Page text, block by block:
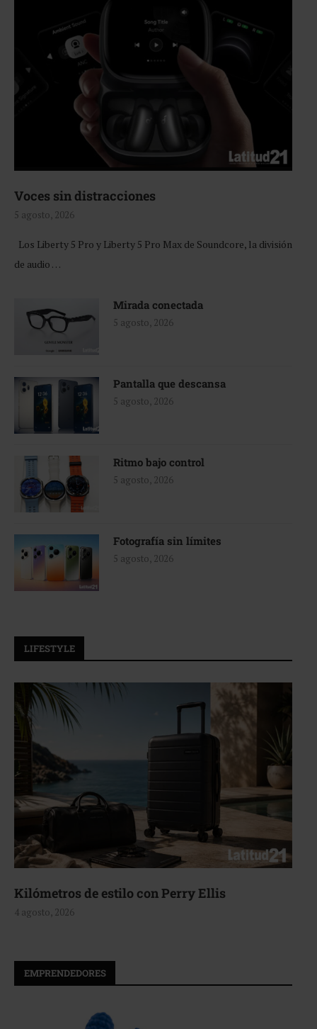
Voces sin distracciones
5 agosto, 2026
Los Liberty 5 Pro y Liberty 5 Pro Max de Soundcore, la división
de audio …
Mirada conectada
5 agosto, 2026
Pantalla que descansa
5 agosto, 2026
Ritmo bajo control
5 agosto, 2026
Fotografía sin límites
5 agosto, 2026
LIFESTYLE
Kilómetros de estilo con Perry Ellis
4 agosto, 2026
EMPRENDEDORES